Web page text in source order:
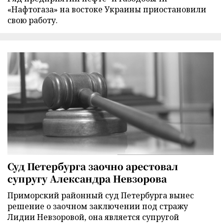
«Нафтогаза» на востоке Украины приостановили
свою работу.
Суд Петербурга заочно арестовал
супругу Александра Невзорова
Приморский районный суд Петербурга вынес
решение о заочном заключении под стражу
Лидии Невзоровой, она является супругой